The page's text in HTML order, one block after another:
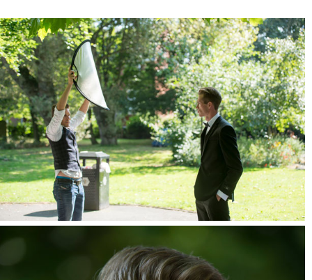
رفلکتور را درحالت محدببگیرید، این گزینه تاثیر نور نرم پنجره را به شما
نتیجه خواهد داد – محیط آرام و دوستانه ای را ایجاد می کند.